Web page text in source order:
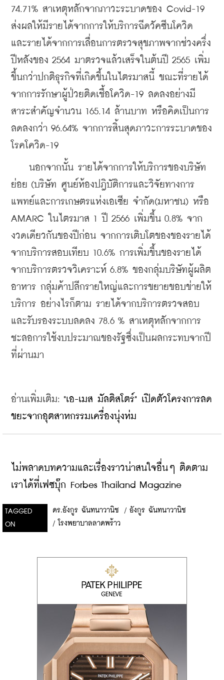
74.71% สาเหตุหลักจากภาวะระบาดของ Covid-19
ส่งผลให้มีรายได้จากการให้บริการฉีดวัคซีนโควิด
และรายได้จากการเลื่อนการตรวจสุขภาพจากช่วงครึ่ง
ปีหลังของ 2564 มาตรวจแล้วเสร็จในต้นปี 2565 เพิ่ม
ขึ้นกว่าปกติธุรกิจที่เกิดขึ้นในไตรมาสนี้ ขณะที่รายได้
จากการรักษาผู้ป่วยติดเชื้อโควิด-19 ลดลงอย่างมี
สาระสำคัญจำนวน 165.14 ล้านบาท หรือคิดเป็นการ
ลดลงกว่า 96.64% จากการสิ้นสุดภาวะการระบาดของ
โรคโควิด-19
นอกจากนั้น รายได้จากการให้บริการของบริษัท
ย่อย (บริษัท ศูนย์ห้องปฎิบัติการและวิจัยทางการ
แพทย์และการเกษตรแห่งเอเซีย จำกัด(มหาชน) หรือ
AMARC ในไตรมาส 1 ปี 2566 เพิ่มขึ้น 0.8% จาก
งวดเดียวกันของปีก่อน จากการเติบโตของของรายได้
จากบริการสอบเทียบ 10.6% การเพิ่มขึ้นของรายได้
จากบริการตรวจวิเคราะห์ 6.8% ของกลุ่มบริษัทผู้ผลิต
อาหาร กลุ่มค้าปลีกรายใหญ่และการขยายขอบข่ายให้
บริการ อย่างไรก็ตาม รายได้จากบริการตรวจสอบ
และรับรองระบบลดลง 78.6 % สาเหตุหลักจากการ
ชะลอการใช้งบประมาณของรัฐซึ่งเป็นผลกระทบจากปี
ที่ผ่านมา
อ่านเพิ่มเติม: "เอ-เมส มัลติสโตร์" เปิดตัวโครงการลด
ขยะจากอุตสาหกรรมเครื่องนุ่งห่ม
ไม่พลาดบทความและเรื่องราวน่าสนใจอื่นๆ ติดตาม
เราได้ที่เฟซบุ๊ก Forbes Thailand Magazine
TAGGED
ON
ดร.อังกูร ฉันทนาวานิช / อังกูร ฉันทนาวานิช
/ โรงพยาบาลลาดพร้าว